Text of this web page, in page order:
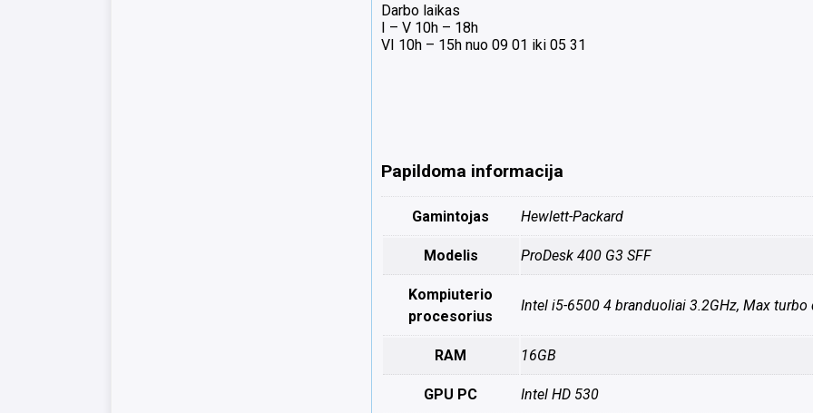
Darbo laikas
I – V 10h – 18h
VI 10h – 15h nuo 09 01 iki 05 31
Papildoma informacija
Gamintojas Hewlett-Packard
Modelis ProDesk 400 G3 SFF
Kompiuterio
procesorius
Intel i5-6500 4 branduoliai 3.2GHz, Max turbo
RAM 16GB
GPU PC Intel HD 530